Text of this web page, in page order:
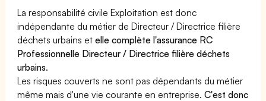
La responsabilité civile Exploitation est donc
indépendante du métier de Directeur / Directrice filière
déchets urbains etelle complète l'assurance RC
Professionnelle Directeur / Directrice filière déchets
urbains.
Les risques couverts ne sont pas dépendants du métier
même mais d'une vie courante en entreprise.C'est donc